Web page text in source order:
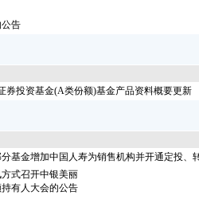
告
券投资基金(A类份额)基金产品资料概要更新
基金增加中国人寿为销售机构并开通定投、
式召开中银美丽
有人大会的公告